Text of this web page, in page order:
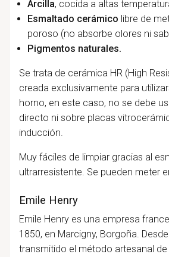
Arcilla, cocida a altas
Esmaltado cerámico libre de
poroso (no absorbe olores ni
Pigmentos naturales.
Se trata de cerámica HR (High
creada exclusivamente para
horno, en este caso, no se debe
directo ni sobre placas
inducción.
Muy fáciles de limpiar gracias al
ultrarresistente. Se pueden meter
Emile Henry
Emile Henry es una empresa
1850, en Marcigny, Borgoña.
transmitido el método artesanal